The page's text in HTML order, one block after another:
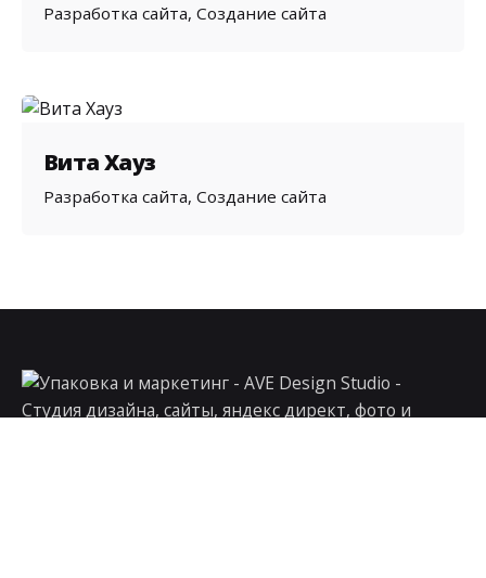
Разработка сайта Создание сайта
Вита Хауз
Разработка сайта Создание сайта